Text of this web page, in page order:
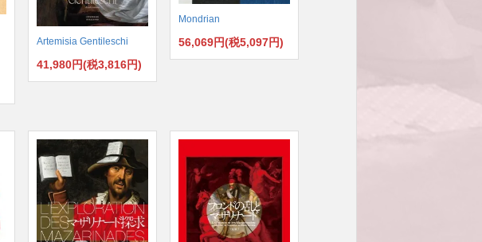
Artemisia Gentileschi
41,980円(税3,816円)
Mondrian
56,069円(税5,097円)